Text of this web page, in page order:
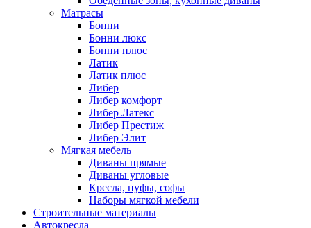
Матрасы
Бонни
Бонни люкс
Бонни плюс
Латик
Латик плюс
Либер
Либер комфорт
Либер Латекс
Либер Престиж
Либер Элит
Мягкая мебель
Диваны прямые
Диваны угловые
Кресла, пуфы, софы
Наборы мягкой мебели
Строительные материалы
Автокресла